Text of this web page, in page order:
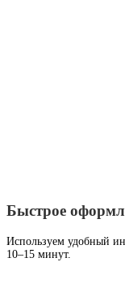
Быстрое
Используем удобный
10–15 минут.